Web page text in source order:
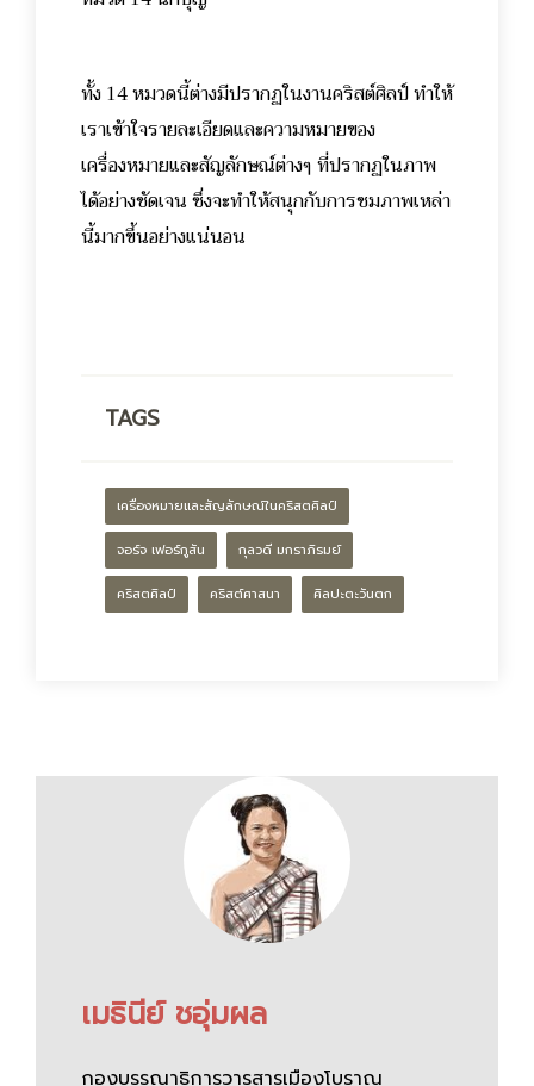
ทั้ง 14 หมวดนี้ต่างมีปรากฏในงานคริสต์ศิลป์ ทำให้
เราเข้าใจรายละเอียดและความหมายของ
เครื่องหมายและสัญลักษณ์ต่างๆ ที่ปรากฏในภาพ
ได้อย่างชัดเจน ซึ่งจะทำให้สนุกกับการชมภาพเหล่า
นี้มากขึ้นอย่างแน่นอน
TAGS
เครื่องหมายและสัญลักษณ์ในคริสตศิลป์
จอร์จ เฟอร์กูสัน กุลวดี มกราภิรมย์
คริสตศิลป์ คริสต์ศาสนา ศิลปะตะวันตก
เมธินีย์ ชอุ่มผล
กองบรรณาธิการวารสารเมืองโบราณ